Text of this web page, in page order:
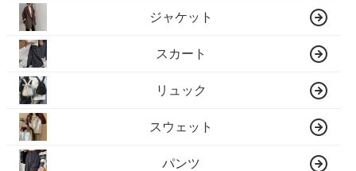
ジャケット
スカート
リュック
スウェット
パンツ